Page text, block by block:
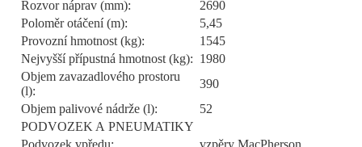
Rozvor náprav (mm):
2690
Poloměr otáčení (m):
5,45
Provozní hmotnost (kg):
1545
Nejvyšší přípustná hmotnost (kg): 1980
Objem zavazadlového prostoru
(l):
390
Objem palivové nádrže (l):
52
PODVOZEK A PNEUMATIKY